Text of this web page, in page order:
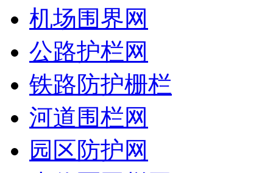
机场围界网
公路护栏网
铁路防护栅栏
河道围栏网
园区防护网